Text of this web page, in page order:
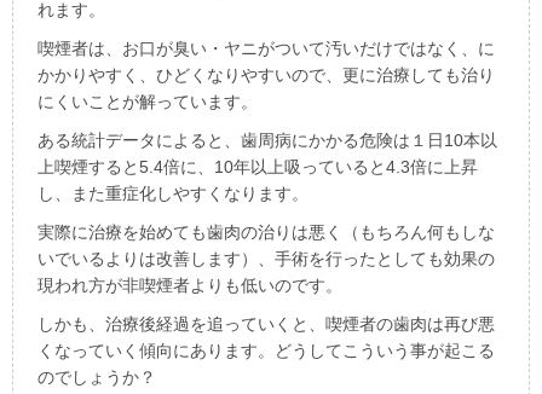
れます。
喫煙者は、お口が臭い・ヤニがついて汚いだけではなく、に
かかりやすく、ひどくなりやすいので、更に治療しても治り
にくいことが解っています。
ある統計データによると、歯周病にかかる危険は１日10本以
上喫煙すると5.4倍に、 10年以上吸っていると4.3倍に上昇
し、また重症化しやすくなります。
実際に治療を始めても歯肉の治りは悪く（もちろん何もしな
いでいるよりは改善します）、手術を行ったとしても効果の
現われ方が非喫煙者よりも低いのです。
しかも、治療後経過を追っていくと、喫煙者の歯肉は再び悪
くなっていく傾向にあります。どうしてこういう事が起こる
のでしょうか？